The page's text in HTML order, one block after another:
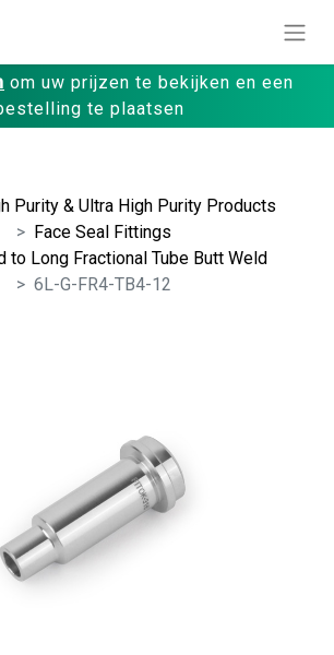
om uw prijzen te bekijken en een
te plaatsen
Purity & Ultra High Purity Products
Face Seal Fittings
to Long Fractional Tube Butt Weld
6L-G-FR4-TB4-12